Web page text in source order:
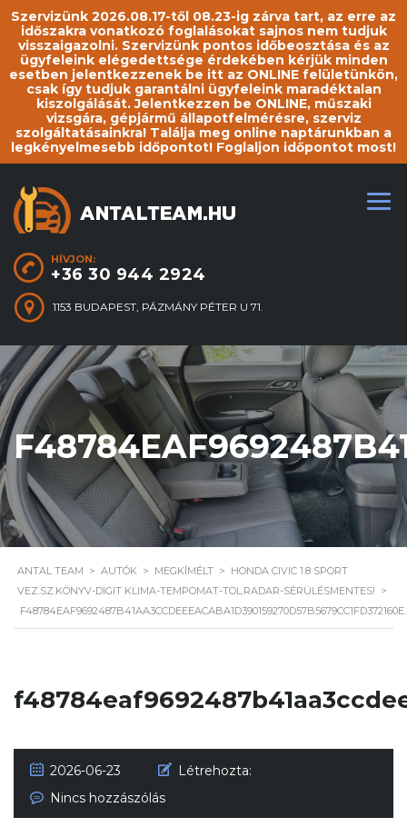
Szervizünk 2026.08.17-től 08.23-ig zárva tart, az erre az
időszakra vonatkozó foglalásokat sajnos nem tudjuk
visszaigazolni. Szervizünk pontos időbeosztása és az
ügyfeleink elégedettsége érdekében kérjük minden
esetben jelentkezzenek be itt az ONLINE felületünkön,
csak így tudjuk garantálni ügyfeleink maradéktalan
kiszolgálását. Jelentkezzen be ONLINE, műszaki
vizsgára, gépjármű állapotfelmérésre, szerviz
szolgáltatásainkra! Találja meg online naptárunkban a
legkényelmesebb időpontot! Foglaljon időpontot most!
HÍVJON:
+36 30 944 2924
1153 BUDAPEST, PÁZMÁNY PÉTER U 71.
ANTAL TEAM > AUTÓK > MEGKÍMÉLT > HONDA CIVIC 1.8 SPORT
VEZ.SZ.KÖNYV-DIGIT KLIMA-TEMPOMAT-TOL.RADAR-SÉRÜLÉSMENTES! >
2026-06-23
Létrehozta:
Nincs hozzászólás